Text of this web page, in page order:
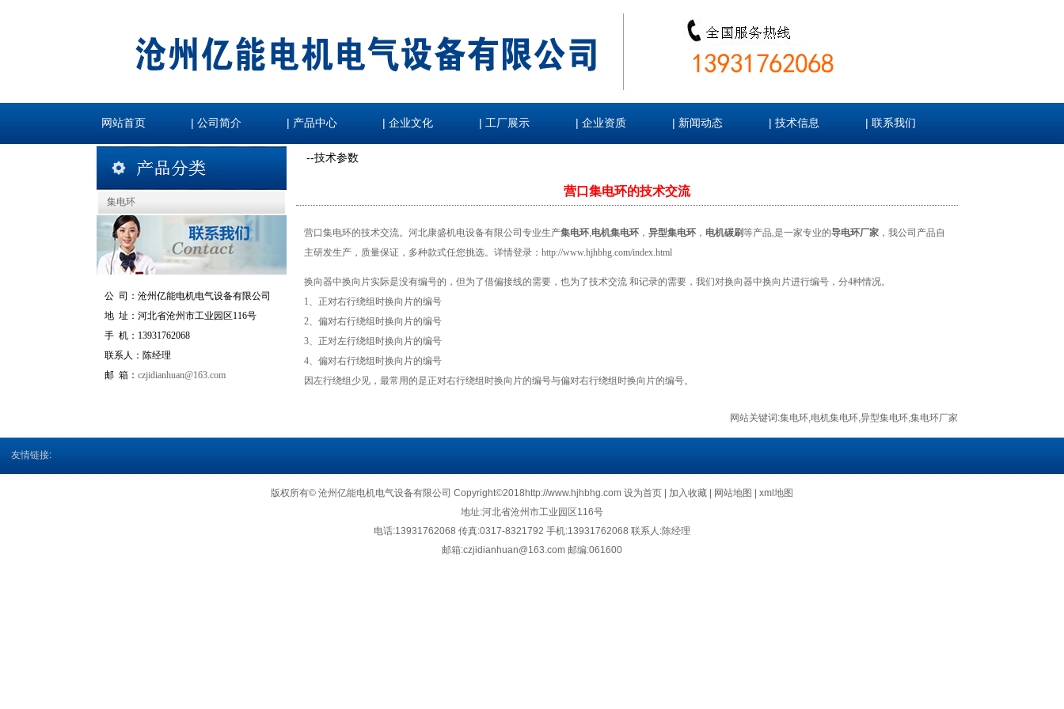
网站首页 | 公司简介 | 产品中心 | 企业文化 | 工厂展示 | 企业资质 | 新闻动态 | 技术信息 | 联系我们
集电环
公 司： 沧州亿能电机电气设备有限公司
地 址： 河北省沧州市工业园区116号
手 机： 13931762068
联系人： 陈经理
邮 箱： czjidianhuan@163.com
--技术参数
营口集电环的技术交流
营口集电环的技术交流。河北康盛机电设备有限公司专业生产集电环,电机集电环 ， 异型集电环 ， 电机碳刷等产品,是一家专业的导电环厂家 ，我公司产品自
主研发生产，质量保证，多种款式任您挑选。详情登录： http://www.hjhbhg.com/index.html
换向器中换向片实际是没有编号的，但为了借偏接线的需要，也为了技术交流 和记录的需要，我们对换向器中换向片进行编号，分4种情况。
1、正对右行绕组时换向片的编号
2、偏对右行绕组时换向片的编号
3、正对左行绕组时换向片的编号
4、偏对右行绕组时换向片的编号
因左行绕组少见，最常用的是正对右行绕组时换向片的编号与偏对右行绕组时换向片的编号。
网站关键词:集电环,电机集电环,异型集电环,集电环厂家
友情链接:
版权所有© 沧州亿能电机电气设备有限公司 Copyright©2018http://www.hjhbhg.com 设为首页 加入收藏 网站地图
xml地图
地址:河北省沧州市工业园区116号
电话:13931762068 传真:0317-8321792 手机:13931762068 联系人:陈经理
邮箱:czjidianhuan@163.com 邮编:061600